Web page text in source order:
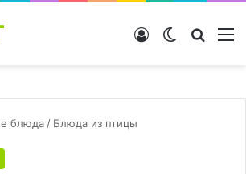
Switch skin
Войти
блюда / Блюда из птицы